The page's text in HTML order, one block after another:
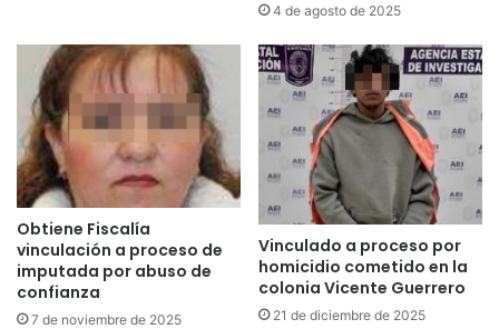
4 de agosto de 2025
Obtiene Fiscalía
vinculación a proceso de
imputada por abuso de
confianza
7 de noviembre de 2025
Vinculado a proceso por
homicidio cometido en la
colonia Vicente Guerrero
21 de diciembre de 2025